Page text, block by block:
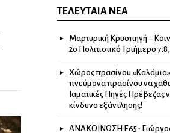
ΤΕΛΕΥΤΑΊΑ ΝΈΑ
Μαρτυρική Κρυοπηγή –
2ο Πολιτιστικό Τριήμερο
Χώρος πρασίνου
πνεύμονα πρασίνου να
Ιαματικές Πηγές Πρέβεζας
κίνδυνο εξάντλησης!
ΑΝΑΚΟΙΝΩΣΗ Ε65-